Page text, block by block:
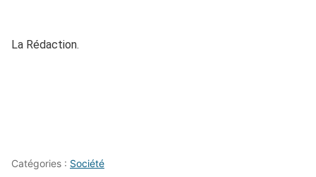
La Rédaction.
Catégories : Société